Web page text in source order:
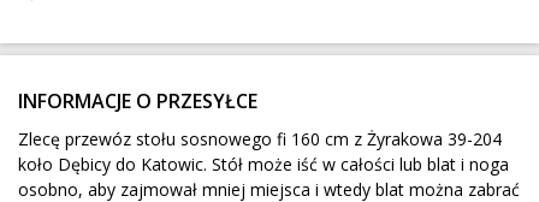
INFORMACJE O PRZESYŁCE
Zlecę przewóz stołu sosnowego fi 160 cm z Żyrakowa 39-204
koło Dębicy do Katowic. Stół może iść w całości lub blat i noga
osobno, aby zajmował mniej miejsca i wtedy blat można zabrać
Z: Berlin
624 km 2 000 kg 1 000 zł
Do: Wołomin